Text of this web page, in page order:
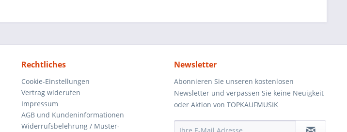
Rechtliches
Cookie-Einstellungen
Vertrag widerufen
Impressum
AGB und Kundeninformationen
Widerrufsbelehrung / Muster-
Newsletter
Abonnieren Sie unseren kostenlosen
Newsletter und verpassen Sie keine Neuigkeit
oder Aktion von TOPKAUFMUSIK